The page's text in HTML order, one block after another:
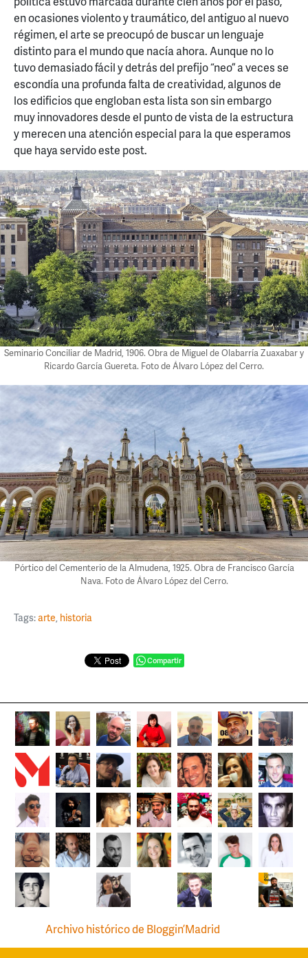
en ocasiones violento y traumático, del antiguo al nuevo
régimen, el arte se preocupó de buscar un lenguaje
distinto para el mundo que nacía ahora. Aunque no lo
tuvo demasiado fácil y detrás del prefijo “neo” a veces se
escondía una profunda falta de creatividad, algunos de
los edificios que engloban esta lista son sin embargo
muy innovadores desde el punto de vista de la estructura
y merecen una atención especial para la que esperamos
que haya servido este post.
Seminario Conciliar de Madrid, 1906. Obra de Miguel de Olabarría Zuaxabar y
Ricardo García Guereta. Foto de Álvaro López del Cerro.
Pórtico del Cementerio de la Almudena, 1925. Obra de Francisco García
Nava. Foto de Álvaro López del Cerro.
Tags:arte, historia
Compartir
Archivo histórico de Bloggin’Madrid